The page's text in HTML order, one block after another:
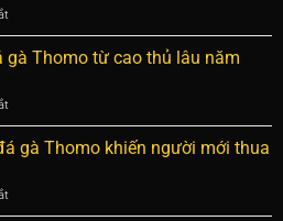
chiến
kê
bất
tại
Thomo
qua
tiết
cho
newbie
ở
Phân
tích
trận
gà
Thomo
chuẩn
chi
gà Thomo từ cao thủ lâu năm
ở
Bí
quyết
thắng
gà
Thomo
gà Thomo khiến người mới thua
ở
Sai